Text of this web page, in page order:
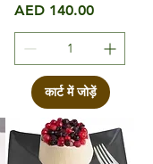
मूल्य
AED 140.00
कार्ट में जोड़ें